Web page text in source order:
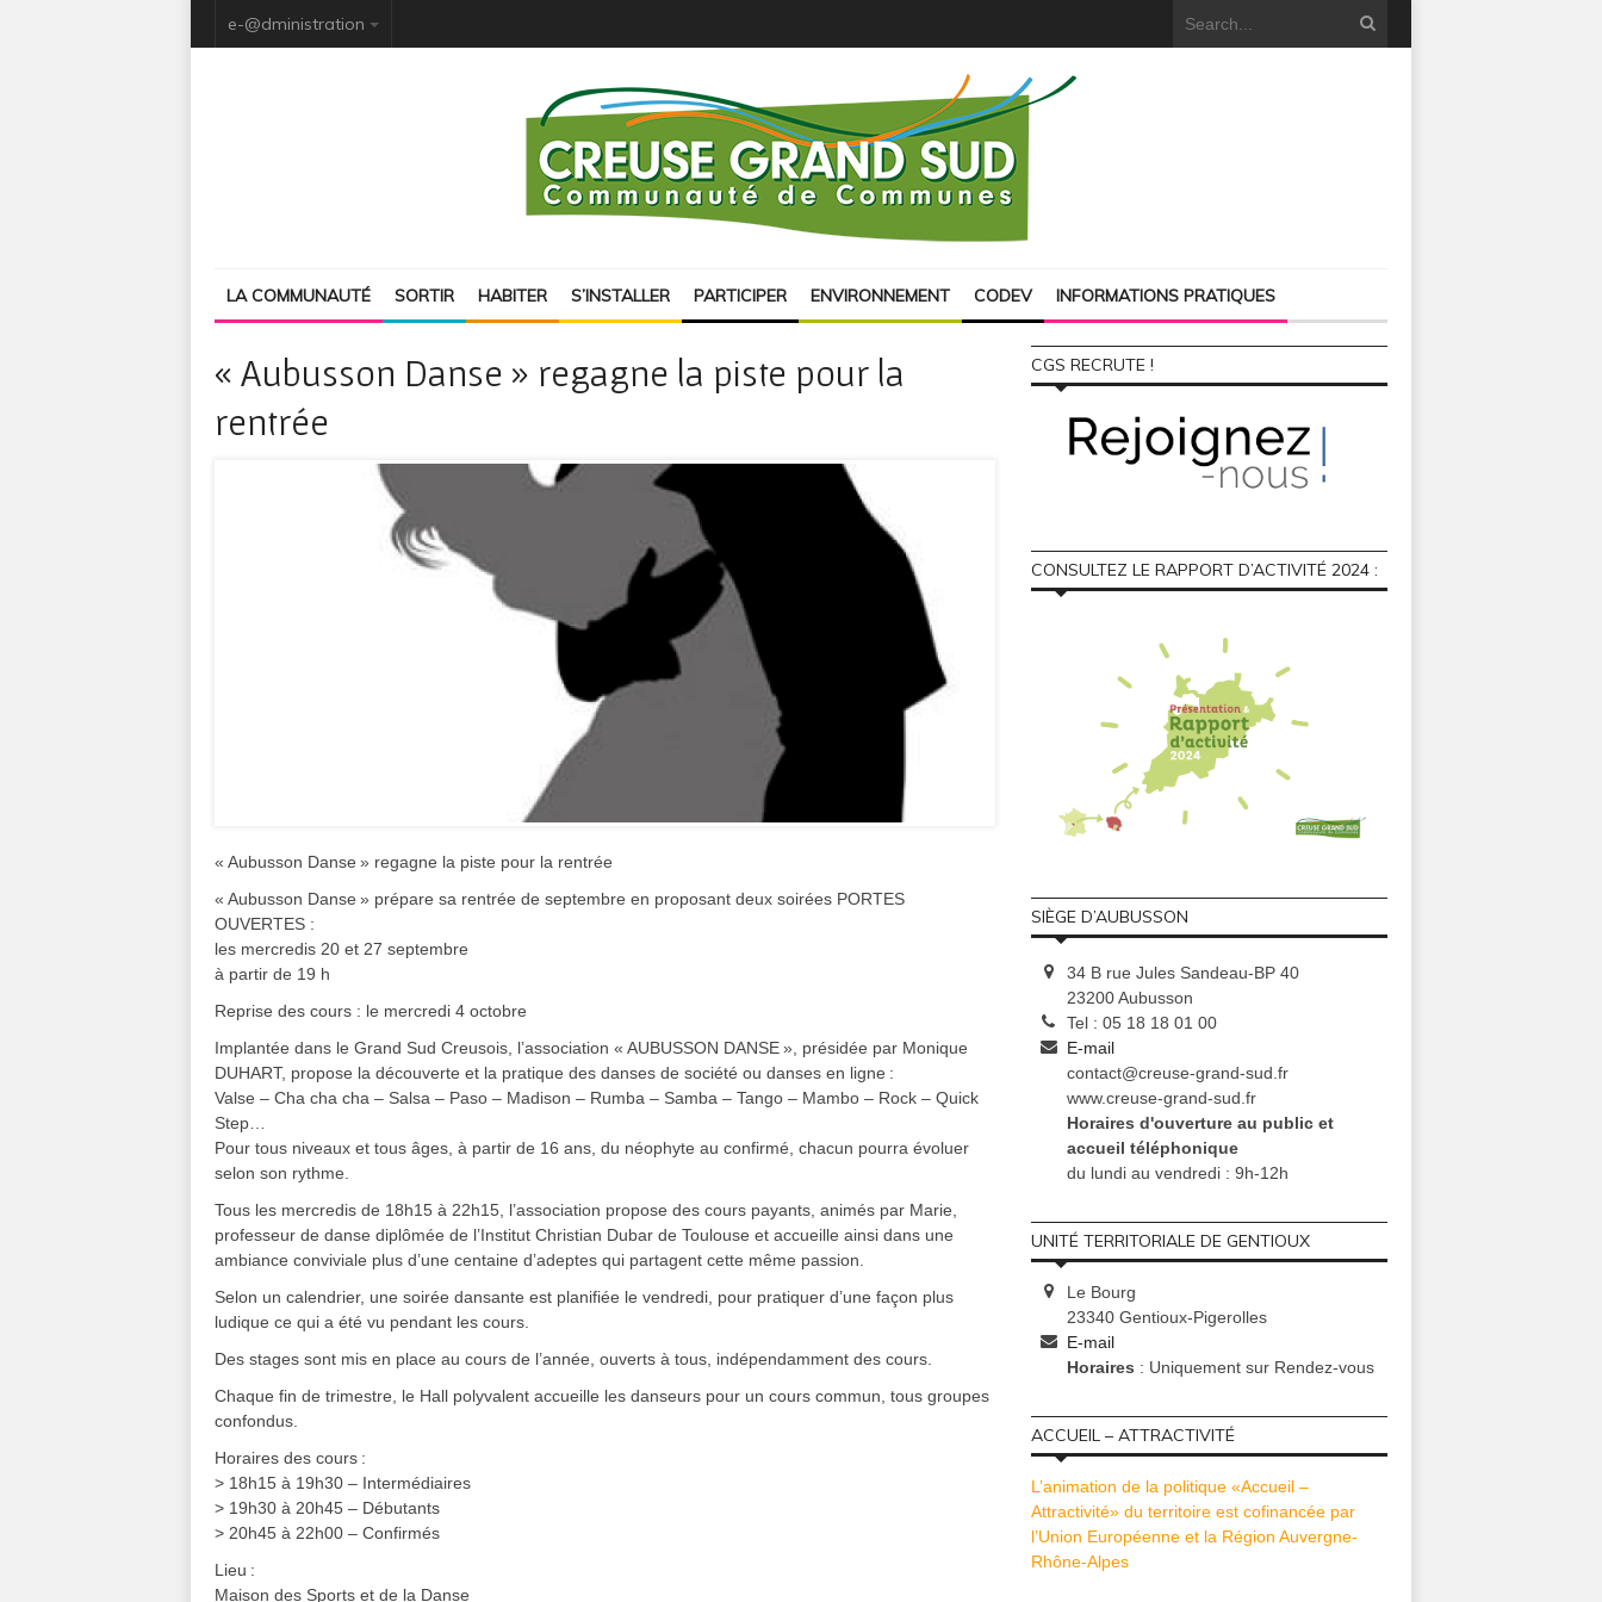
e-@dministration
LA COMMUNAUTÉ SORTIR HABITER S’INSTALLER PARTICIPER ENVIRONNEMENT CODEV INFORMATIONS PRATIQUES
« Aubusson Danse » regagne la piste pour la
rentrée
« Aubusson Danse » regagne la piste pour la rentrée
« Aubusson Danse » prépare sa rentrée de septembre en proposant deux soirées PORTES
OUVERTES :
les mercredis 20 et 27 septembre
à partir de 19 h
Reprise des cours : le mercredi 4 octobre
Implantée dans le Grand Sud Creusois, l’association « AUBUSSON DANSE », présidée par Monique
DUHART, propose la découverte et la pratique des danses de société ou danses en ligne :
Valse – Cha cha cha – Salsa – Paso – Madison – Rumba – Samba – Tango – Mambo – Rock – Quick
Step…
Pour tous niveaux et tous âges, à partir de 16 ans, du néophyte au confirmé, chacun pourra évoluer
selon son rythme.
Tous les mercredis de 18h15 à 22h15, l’association propose des cours payants, animés par Marie,
professeur de danse diplômée de l’Institut Christian Dubar de Toulouse et accueille ainsi dans une
ambiance conviviale plus d’une centaine d’adeptes qui partagent cette même passion.
Selon un calendrier, une soirée dansante est planifiée le vendredi, pour pratiquer d’une façon plus
ludique ce qui a été vu pendant les cours.
Des stages sont mis en place au cours de l’année, ouverts à tous, indépendamment des cours.
Chaque fin de trimestre, le Hall polyvalent accueille les danseurs pour un cours commun, tous groupes
confondus.
Horaires des cours :
> 18h15 à 19h30 – Intermédiaires
> 19h30 à 20h45 – Débutants
> 20h45 à 22h00 – Confirmés
Lieu :
Maison des Sports et de la Danse
CGS RECRUTE !
CONSULTEZ LE RAPPORT D’ACTIVITÉ 2024 :
SIÈGE D’AUBUSSON
34 B rue Jules Sandeau-BP 40
23200 Aubusson
Tel : 05 18 18 01 00
E-mail
contact@creuse-grand-sud.fr
www.creuse-grand-sud.fr
Horaires d'ouverture au public et
accueil téléphonique
du lundi au vendredi : 9h-12h
UNITÉ TERRITORIALE DE GENTIOUX
Le Bourg
23340 Gentioux-Pigerolles
E-mail
Horaires : Uniquement sur Rendez-vous
ACCUEIL – ATTRACTIVITÉ
L’animation de la politique «Accueil –
Attractivité» du territoire est cofinancée par
l’Union Européenne et la Région Auvergne-
Rhône-Alpes